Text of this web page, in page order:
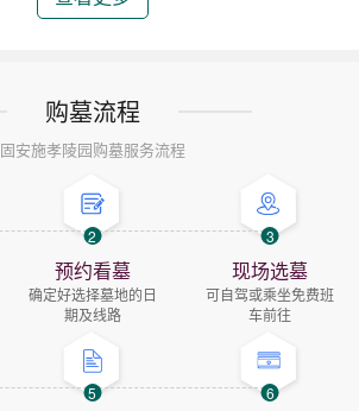
购墓流程
固安施孝陵园购墓服务流程
2
预约看墓
确定好选择墓地的日
期及线路
3
现场选墓
可自驾或乘坐免费班
车前往
5 6